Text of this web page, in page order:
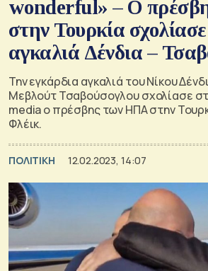
wonderful» – Ο
στην Τουρκία
αγκαλιά Δένδια –
Την εγκάρδια αγκαλιά του Νίκου
Μεβλούτ Τσαβούσογλου σχολίασε
media ο πρέσβης των ΗΠΑ στην
Φλέικ.
ΠΟΛΙΤΙΚΗ 12.02.2023, 14:07